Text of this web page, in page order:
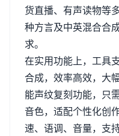
货直播、有声读物等
种方言及中英混合合
求。
在实用功能上，工具
合成，效率高效，大
能声纹复刻功能，只
音色，适配个性化创
速、语调、音量，支